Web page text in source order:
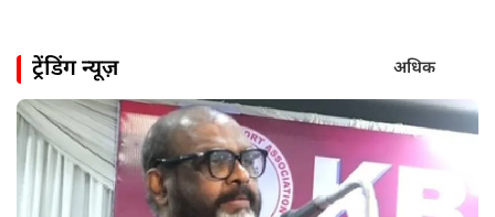
ट्रेंडिंग न्यूज़ अधिक